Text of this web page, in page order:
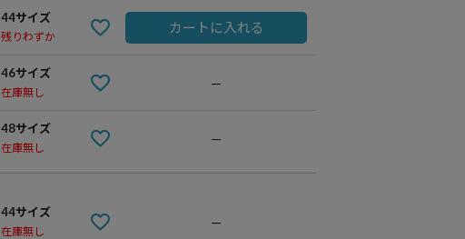
44サイズ
残りわずか
カートに入れる
46サイズ
在庫無し
—
48サイズ
在庫無し
—
44サイズ
在庫無し
—